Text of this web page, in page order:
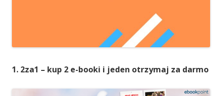
1. 2za1 – kup 2 e-booki i jeden otrzymaj za darmo